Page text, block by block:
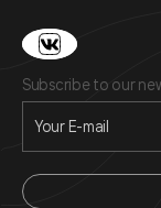
Subscribe to our